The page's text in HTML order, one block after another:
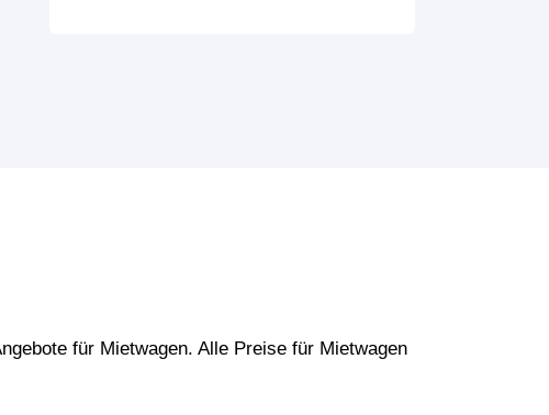
für Mietwagen. Alle Preise für Mietwagen